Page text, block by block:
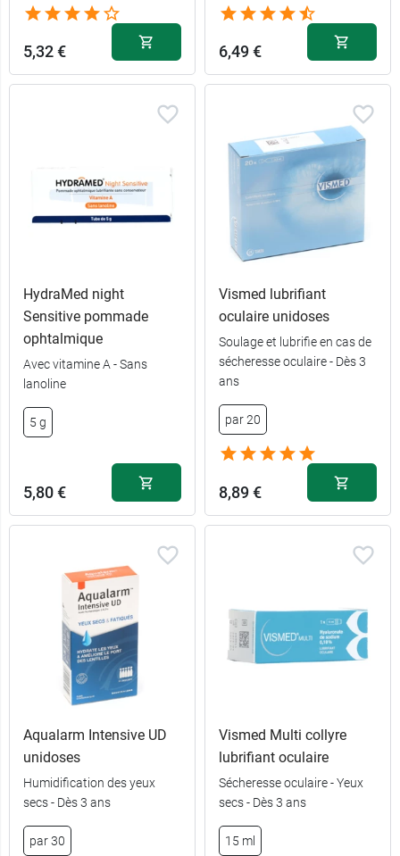
5,32 € 6,49 €
HydraMed night
Sensitive pommade
ophtalmique
Avec vitamine A - Sans
lanoline
5 g
5,80 €
Vismed lubrifiant
oculaire unidoses
Soulage et lubrifie en cas de
sécheresse oculaire - Dès 3
ans
par 20
8,89 €
Aqualarm Intensive UD
unidoses
Humidification des yeux
secs - Dès 3 ans
par 30
Vismed Multi collyre
lubrifiant oculaire
Sécheresse oculaire - Yeux
secs - Dès 3 ans
15 ml